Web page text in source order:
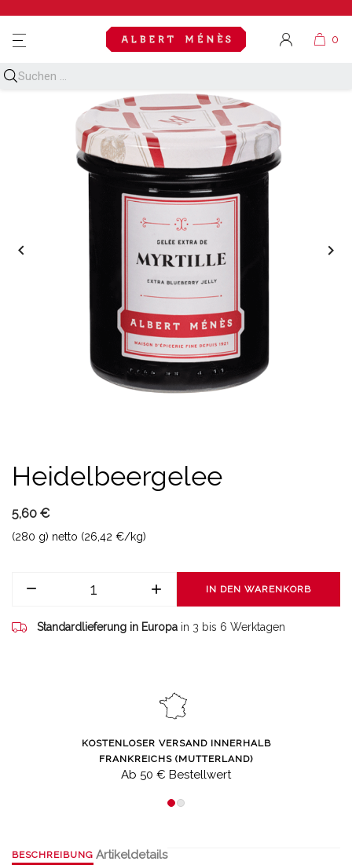
MENU
 
Heidelbeergelee
5,60 €
(280 g) netto (26,42 €/kg)
IN DEN WARENKORB
Standardlieferung in Europa in 3 bis 6 Werktagen
KOSTENLOSER VERSAND INNERHALB
FRANKREICHS (MUTTERLAND)
Ab 50 € Bestellwert
BESCHREIBUNG Artikeldetails